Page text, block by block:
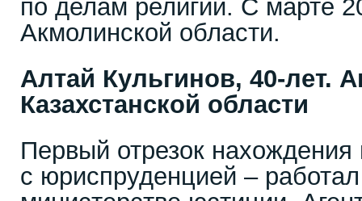
по делам религий. С марте
Акмолинской области.
Алтай Кульгинов, 40-лет.
Казахстанской области
Первый отрезок нахождения
с юриспруденцией –